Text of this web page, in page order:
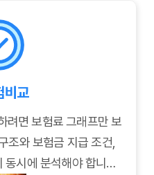
상이 될 수 있습니다.
수 있나요?
비교 기능을 제공하므
번에 확인할 수 있습니
폴리오를 완성할 수 있습
비교
려면 보험료 그래프만 보
조와 보험금 지급 조건,
시에 분석해야 합니다.